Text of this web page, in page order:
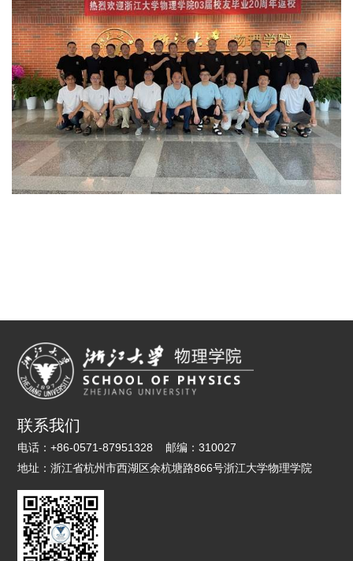
联系我们
电话：+86-0571-87951328 邮编：310027
地址：浙江省杭州市西湖区余杭塘路866号浙江大学物理学院